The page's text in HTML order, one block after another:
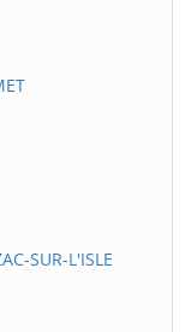
SUR-L'ISLE